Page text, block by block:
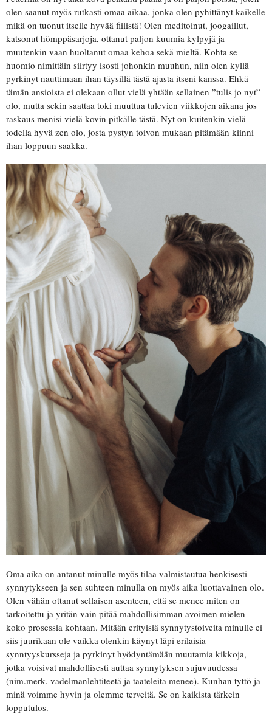
olen saanut myös rutkasti omaa aikaa, jonka olen pyhittänyt kaikelle
mikä on tuonut itselle hyvää fiilistä! Olen meditoinut, joogaillut,
katsonut hömppäsarjoja, ottanut paljon kuumia kylpyjä ja
muutenkin vaan huoltanut omaa kehoa sekä mieltä. Kohta se
huomio nimittäin siirtyy isosti johonkin muuhun, niin olen kyllä
pyrkinyt nauttimaan ihan täysillä tästä ajasta itseni kanssa. Ehkä
tämän ansioista ei olekaan ollut vielä yhtään sellainen ”tulis jo nyt”
olo, mutta sekin saattaa toki muuttua tulevien viikkojen aikana jos
raskaus menisi vielä kovin pitkälle tästä. Nyt on kuitenkin vielä
todella hyvä zen olo, josta pystyn toivon mukaan pitämään kiinni
ihan loppuun saakka.
Oma aika on antanut minulle myös tilaa valmistautua henkisesti
synnytykseen ja sen suhteen minulla on myös aika luottavainen olo.
Olen vähän ottanut sellaisen asenteen, että se menee miten on
tarkoitettu ja yritän vain pitää mahdollisimman avoimen mielen
koko prosessia kohtaan. Mitään erityisiä synnytystoiveita minulle ei
siis juurikaan ole vaikka olenkin käynyt läpi erilaisia
synntyyskursseja ja pyrkinyt hyödyntämään muutamia kikkoja,
jotka voisivat mahdollisesti auttaa synnytyksen sujuvuudessa
(nim.merk. vadelmanlehtiteetä ja taateleita menee). Kunhan tyttö ja
minä voimme hyvin ja olemme terveitä. Se on kaikista tärkein
lopputulos.